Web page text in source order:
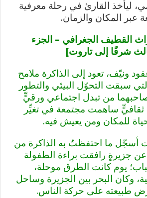
ليأخذ القارئ في رحلة معرفية
عبر المكان والزمان.
القطيف الجغرافي – الجزء
شرقًا إلى تاروت]
ونيّف، تعود إلى الذاكرة ملامح
التي سبقت التحوّل البيئي والتطور
صاحبهما من تبدل اجتماعي ورقيٍّ
ساهمت مجتمعة في تغيِّر
للمكان ومن يعيش فيه.
أسجّل ما احتفظتُ به الذاكرة من
جزيرةٍ رافقت براءة الطفولة
يوم كانت الطرق موحلة،
وكان البحر بين الجزيرة وساحل
طبيعته على حركة الناس.